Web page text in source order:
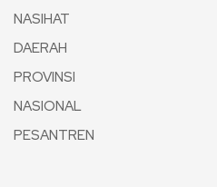
NASIHAT
DAERAH
PROVINSI
NASIONAL
PESANTREN